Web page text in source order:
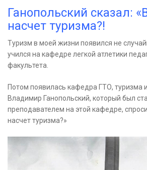
Ганопольский сказал:
насчет туризма?!
Туризм в моей жизни появился не
учился на кафедре легкой атлетики
факультета.
Потом появилась кафедра ГТО, туризма
Владимир Ганопольский, который был
преподавателем на этой кафедре,
насчет туризма?»